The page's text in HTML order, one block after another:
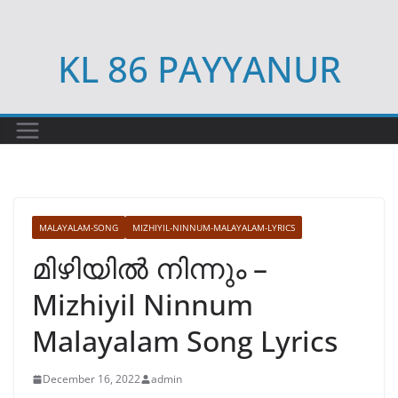
KL 86 PAYYANUR
MALAYALAM-SONG MIZHIYIL-NINNUM-MALAYALAM-LYRICS
മിഴിയിൽ നിന്നും –
Mizhiyil Ninnum
Malayalam Song Lyrics
December 16, 2022 admin